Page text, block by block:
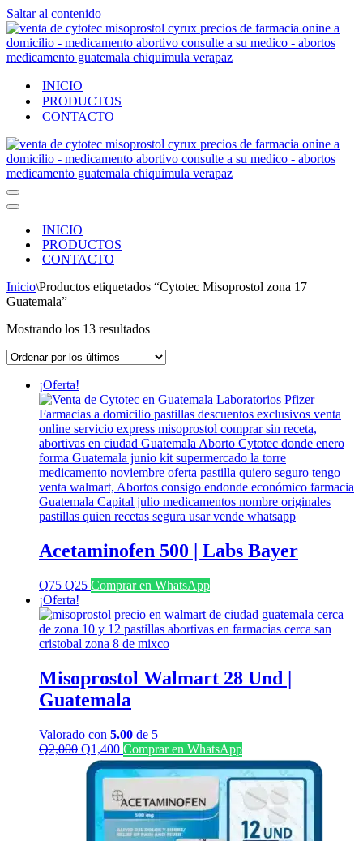
Saltar al contenido
INICIO
PRODUCTOS
CONTACTO
Menú
de
Menú
navegación
INICIO
PRODUCTOS
CONTACTO
Inicio\Productos etiquetados “Cytotec Misoprostol zona 17
Guatemala”
Mostrando los 13 resultadosOrdenado
los
¡Oferta!
Acetaminofen 500 | Labs Bayer
Q75 El
precio
original
era:
Q75.
Q25El
actual
es:
Q25.
Comprar en WhatsApp
¡Oferta!
Misoprostol Walmart 28 Und |
Guatemala
Valorado con 5.00 de 5
Q2,000 El
precio
original
Q2,000.
Q1,400El
precio
actual
es:
Q1,400.
Comprar en WhatsApp